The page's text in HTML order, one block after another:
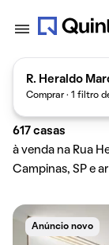
R. Heraldo
Comprar · 1 filtro
617 casas
à venda na Rua
Campinas, SP e
Anúncio novo